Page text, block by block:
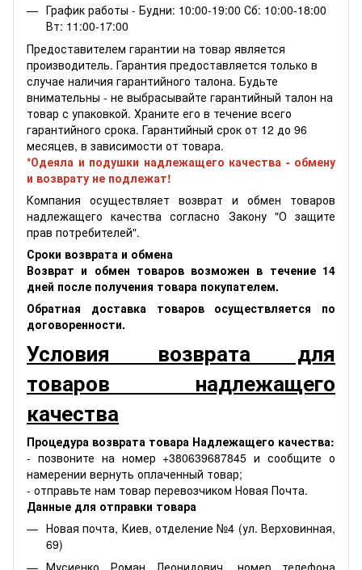
График работы - Будни: 10:00-19:00 Сб: 10:00-18:00
Вт: 11:00-17:00
Предоставителем гарантии на товар является
производитель. Гарантия предоставляется только в
случае наличия гарантийного талона. Будьте
внимательны - не выбрасывайте гарантийный талон на
товар с упаковкой. Храните его в течение всего
гарантийного срока. Гарантийный срок от 12 до 96
месяцев, в зависимости от товара.
*Одеяла и подушки надлежащего качества - обмену
и возврату не подлежат!
Компания осуществляет возврат и обмен товаров
надлежащего качества согласно Закону "О защите
прав потребителей".
Сроки возврата и обмена
Возврат и обмен товаров возможен в течение 14
дней после получения товара покупателем.
Обратная доставка товаров осуществляется по
договоренности.
Условия возврата для
товаров надлежащего
качества
Процедура возврата товара Надлежащего качества:
- позвоните на номер +380639687845 и сообщите о
намерении вернуть оплаченный товар;
- отправьте нам товар перевозчиком Новая Почта.
Данные для отправки товара
Новая почта, Киев, отделение №4 (ул. Верховинная,
69)